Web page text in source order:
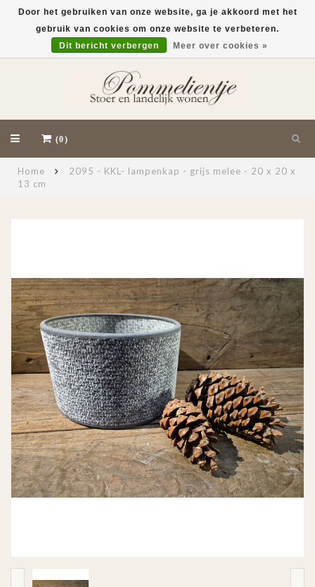
(0)
Home
2095 - KKL- lampenkap - grijs melee - 20 x 20 x
13 cm
Door het gebruiken van onze website, ga je akkoord met het
gebruik van cookies om onze website te verbeteren.
Dit bericht verbergen
Meer over cookies »